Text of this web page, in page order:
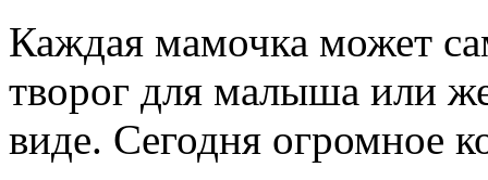
Каждая мамочка может
творог для малыша или
виде. Сегодня огромное